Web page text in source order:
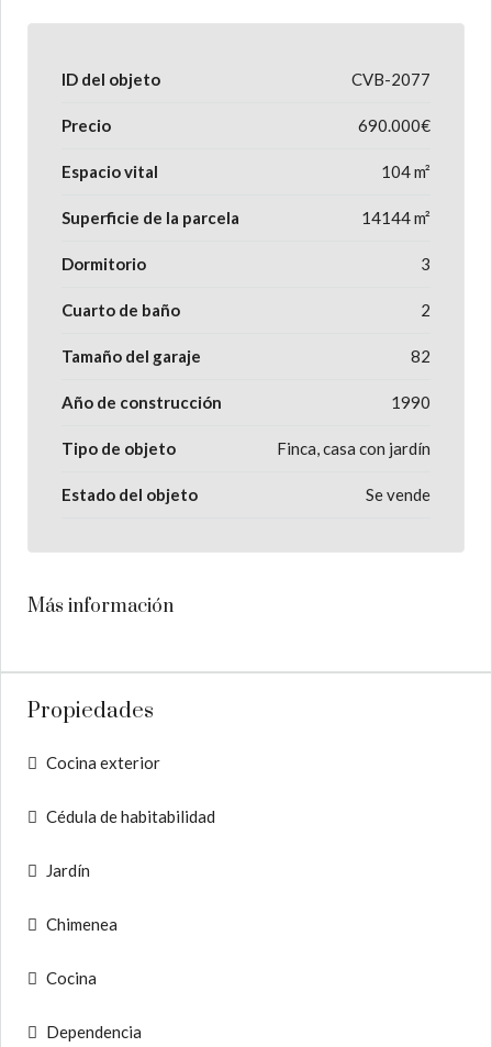
ID del objeto CVB-2077
Precio 690.000€
Espacio vital 104 m²
Superficie de la parcela 14144 m²
Dormitorio 3
Cuarto de baño 2
Tamaño del garaje 82
Año de construcción 1990
Tipo de objeto Finca, casa con jardín
Estado del objeto Se vende
Más información
Propiedades
Cocina exterior
Cédula de habitabilidad
Jardín
Chimenea
Cocina
Dependencia